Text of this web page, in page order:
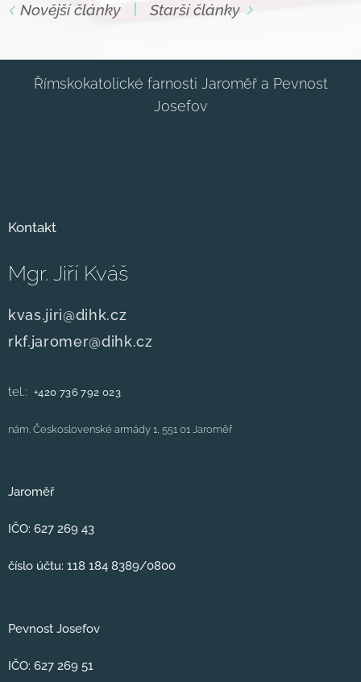
Novější články Starší články
Římskokatolické farnosti Jaroměř a Pevnost
Josefov
Kontakt
Mgr. Jiří Kváš
kvas.jiri@dihk.cz
rkf.jaromer@dihk.cz
tel.: +420 736 792 023
nám. Československé armády 1, 551 01 Jaroměř
Jaroměř
IČO: 627 269 43
číslo účtu: 118 184 8389/0800
Pevnost Josefov
IČO: 627 269 51